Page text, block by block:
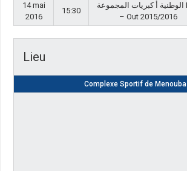
14 mai
2016
15:30
الوطنية أ كبريات المجموعة Play
– Out 2015/2016
Lieu
Complexe Sportif de Menouba